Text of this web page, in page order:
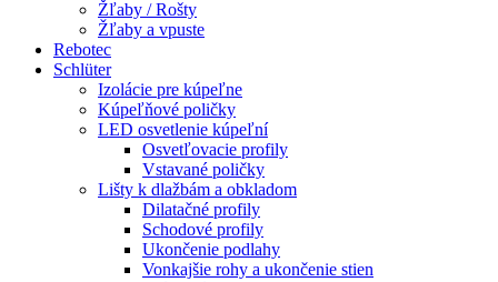
Žľaby / Rošty
Žľaby a vpuste
Rebotec
Schlüter
Izolácie pre kúpeľne
Kúpeľňové poličky
LED osvetlenie kúpeľní
Osvetľovacie profily
Vstavané poličky
Lišty k dlažbám a obkladom
Dilatačné profily
Schodové profily
Ukončenie podlahy
Vonkajšie rohy a ukončenie stien